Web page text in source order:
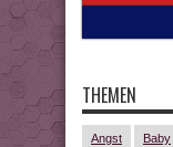
THEMEN
Angst Baby